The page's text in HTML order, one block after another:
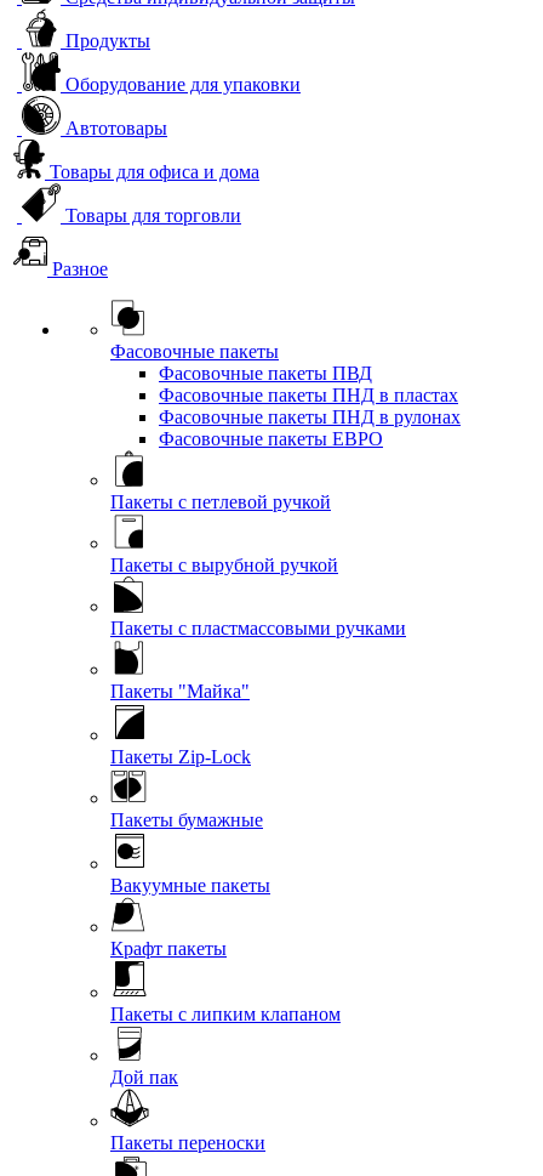
Продукты
Оборудование для упаковки
Автотовары
Товары для офиса и дома
Товары для торговли
Разное
Фасовочные пакеты
Фасовочные пакеты ПВД
Фасовочные пакеты ПНД в пластах
Фасовочные пакеты ПНД в рулонах
Фасовочные пакеты ЕВРО
Пакеты с петлевой ручкой
Пакеты с вырубной ручкой
Пакеты с пластмассовыми ручками
Пакеты "Майка"
Пакеты Zip-Lock
Пакеты бумажные
Вакуумные пакеты
Крафт пакеты
Пакеты с липким клапаном
Дой пак
Пакеты переноски